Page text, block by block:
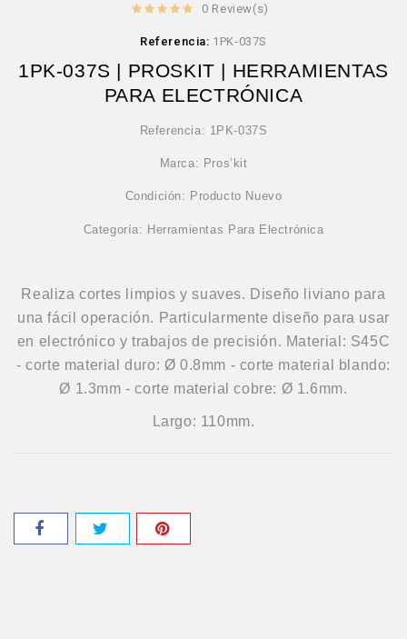
0 Review(s)
Referencia: 1PK-037S
1PK-037S | PROSKIT | HERRAMIENTAS
PARA ELECTRÓNICA
Referencia: 1PK-037S
Marca: Pros’kit
Condición: Producto Nuevo
Categoría: Herramientas Para Electrónica
Realiza cortes limpios y suaves. Diseño liviano para
una fácil operación. Particularmente diseño para usar
en electrónico y trabajos de precisión. Material: S45C
- corte material duro: Ø 0.8mm - corte material blando:
Ø 1.3mm - corte material cobre: Ø 1.6mm.
Largo: 110mm.